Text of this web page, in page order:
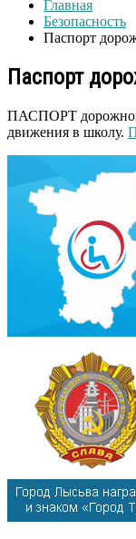
Главная
Безопасность
Паспорт
Паспорт
ПАСПОРТ
движения в школу.